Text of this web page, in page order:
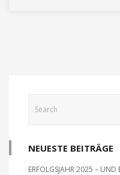
NEUESTE BEITRÄGE
ERFOLGSJAHR 2025 –